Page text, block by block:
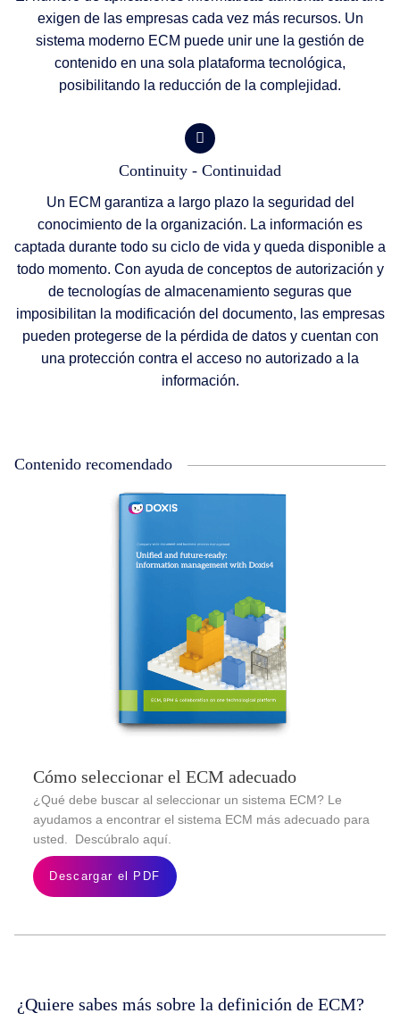
exigen de las empresas cada vez más recursos. Un
sistema moderno ECM puede unir une la gestión de
contenido en una sola plataforma tecnológica,
posibilitando la reducción de la complejidad.
Continuity - Continuidad
Un ECM garantiza a largo plazo la seguridad del
conocimiento de la organización. La información es
captada durante todo su ciclo de vida y queda disponible a
todo momento. Con ayuda de conceptos de autorización y
de tecnologías de almacenamiento seguras que
imposibilitan la modificación del documento, las empresas
pueden protegerse de la pérdida de datos y cuentan con
una protección contra el acceso no autorizado a la
información.
Contenido recomendado
Cómo seleccionar el ECM adecuado
¿Qué debe buscar al seleccionar un sistema ECM? Le
ayudamos a encontrar el sistema ECM más adecuado para
usted. Descúbralo aquí.
Descargar el PDF
¿Quiere sabes más sobre la definición de ECM?